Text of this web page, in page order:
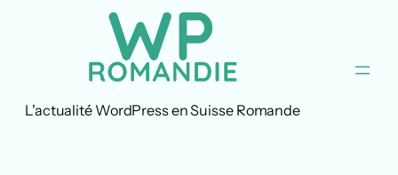
L'actualité WordPress en Suisse Romande